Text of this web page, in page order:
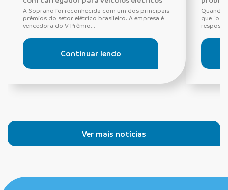
A Soprano foi reconhecida com um dos principais
prêmios do setor elétrico brasileiro. A empresa é
vencedora do V Prêmio...
Continuar lendo
Quando
que “o
resposta
Ver mais notícias